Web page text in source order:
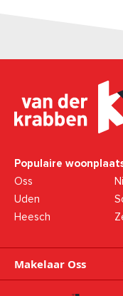
Populaire
Oss
Uden
Heesch
Makelaar Oss